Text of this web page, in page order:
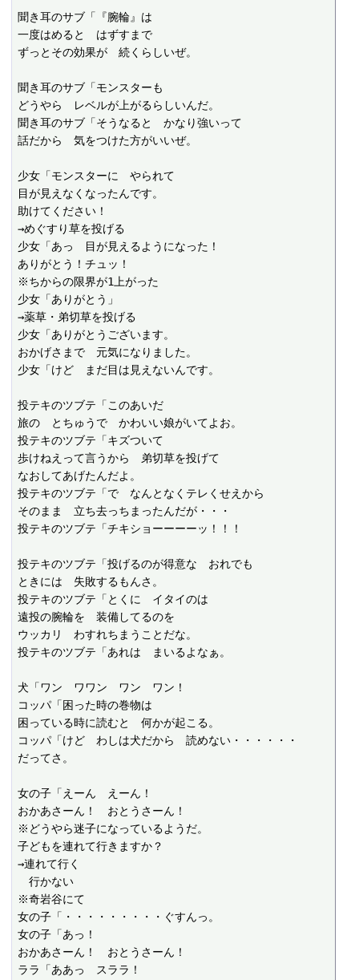
聞き耳のサブ「『腕輪』は
一度はめると　はずすまで
ずっとその効果が　続くらしいぜ。
聞き耳のサブ「モンスターも
どうやら　レベルが上がるらしいんだ。
聞き耳のサブ「そうなると　かなり強いって
話だから　気をつけた方がいいぜ。
少女「モンスターに　やられて
目が見えなくなったんです。
助けてください！
→めぐすり草を投げる
少女「あっ　目が見えるようになった！
ありがとう！チュッ！
※ちからの限界が1上がった
少女「ありがとう」
→薬草・弟切草を投げる
少女「ありがとうございます。
おかげさまで　元気になりました。
少女「けど　まだ目は見えないんです。
投テキのツブテ「このあいだ
旅の　とちゅうで　かわいい娘がいてよお。
投テキのツブテ「キズついて
歩けねえって言うから　弟切草を投げて
なおしてあげたんだよ。
投テキのツブテ「で　なんとなくテレくせえから
そのまま　立ち去っちまったんだが・・・
投テキのツブテ「チキショーーーーッ！！！
投テキのツブテ「投げるのが得意な　おれでも
ときには　失敗するもんさ。
投テキのツブテ「とくに　イタイのは
遠投の腕輪を　装備してるのを
ウッカリ　わすれちまうことだな。
投テキのツブテ「あれは　まいるよなぁ。
犬「ワン　ワワン　ワン　ワン！
コッパ「困った時の巻物は
困っている時に読むと　何かが起こる。
コッパ「けど　わしは犬だから　読めない・・・・・・
だってさ。
女の子「えーん　えーん！
おかあさーん！　おとうさーん！
※どうやら迷子になっているようだ。
子どもを連れて行きますか？
→連れて行く
行かない
※奇岩谷にて
女の子「・・・・・・・・・ぐすんっ。
女の子「あっ！
おかあさーん！　おとうさーん！
ララ「ああっ　スララ！